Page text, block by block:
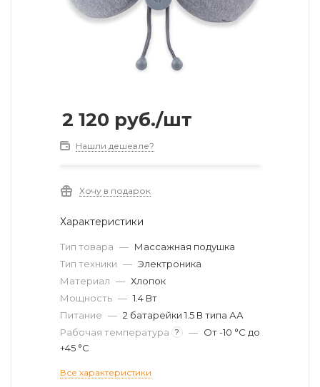
2 120 руб./шт
Нашли дешевле?
Хочу в подарок
Характеристики
Тип товара — Массажная подушка
Тип техники — Электроника
Материал — Хлопок
Мощность — 1.4 Вт
Питание — 2 батарейки 1.5 В типа АА
Рабочая температура
? — От -10 °C до
+45 °C
Все характеристики